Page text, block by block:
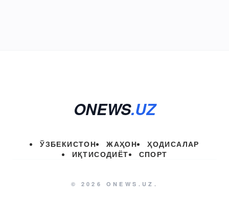
ONEWS.UZ
ЎЗБЕКИСТОН ЖАҲОН
ҲОДИСАЛАР
ИҚТИСОДИЁТ
СПОРТ
© 2026 ONEWS.UZ.